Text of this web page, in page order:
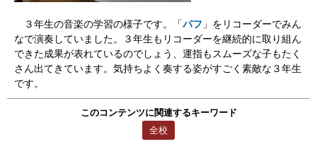
３年生の音楽の学習の様子です。「パフ 」をリコーダーでみん
なで演奏していました。３年生もリコーダーを継続的に取り組ん
できた成果が表れているのでしょう、運指もスムーズな子もたく
さん出てきています。気持ちよく奏する姿がすごく素敵な３年生
です。
このコンテンツに関連するキーワード
全校